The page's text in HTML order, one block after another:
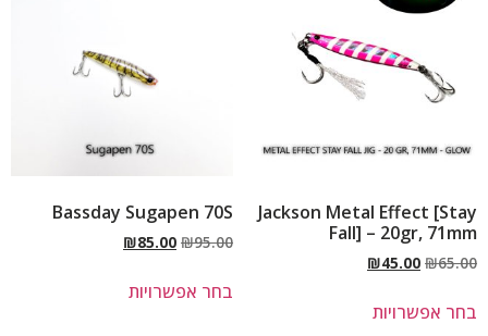
Jackson Metal Effect [Stay
Fall] – 20gr, 71mm
₪65.00
₪45.00
בחר אפשרויות
Bassday Sugapen 70S
₪95.00
₪85.00
בחר אפשרויות